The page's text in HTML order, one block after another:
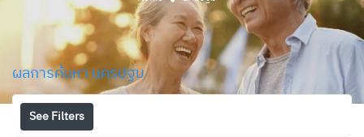
ผลการค้นหานครปฐม
See Filters